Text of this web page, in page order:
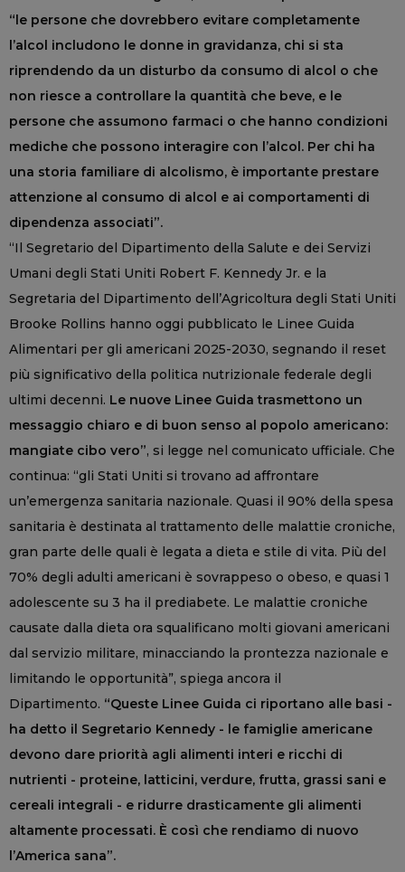
“le persone che dovrebbero evitare completamente
l’alcol includono le donne in gravidanza, chi si sta
riprendendo da un disturbo da consumo di alcol o che
non riesce a controllare la quantità che beve, e le
persone che assumono farmaci o che hanno condizioni
mediche che possono interagire con l’alcol. Per chi ha
una storia familiare di alcolismo, è importante prestare
attenzione al consumo di alcol e ai comportamenti di
dipendenza associati”.
“Il Segretario del Dipartimento della Salute e dei Servizi
Umani degli Stati Uniti Robert F. Kennedy Jr. e la
Segretaria del Dipartimento dell’Agricoltura degli Stati Uniti
Brooke Rollins hanno oggi pubblicato le Linee Guida
Alimentari per gli americani 2025-2030, segnando il reset
più significativo della politica nutrizionale federale degli
ultimi decenni. Le nuove Linee Guida trasmettono un
messaggio chiaro e di buon senso al popolo americano:
mangiate cibo vero”, si legge nel comunicato ufficiale. Che
continua: “gli Stati Uniti si trovano ad affrontare
un’emergenza sanitaria nazionale. Quasi il 90% della spesa
sanitaria è destinata al trattamento delle malattie croniche,
gran parte delle quali è legata a dieta e stile di vita. Più del
70% degli adulti americani è sovrappeso o obeso, e quasi 1
adolescente su 3 ha il prediabete. Le malattie croniche
causate dalla dieta ora squalificano molti giovani americani
dal servizio militare, minacciando la prontezza nazionale e
limitando le opportunità”, spiega ancora il
Dipartimento. “Queste Linee Guida ci riportano alle basi -
ha detto il Segretario Kennedy - le famiglie americane
devono dare priorità agli alimenti interi e ricchi di
nutrienti - proteine, latticini, verdure, frutta, grassi sani e
cereali integrali - e ridurre drasticamente gli alimenti
altamente processati. È così che rendiamo di nuovo
l’America sana”.